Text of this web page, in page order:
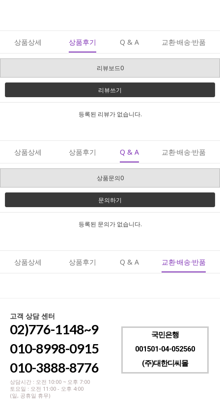
상품상세 상품후기 Q & A 교환·배송·반품
리뷰보드0
리뷰쓰기
등록된 리뷰가 없습니다.
상품상세 상품후기 Q & A 교환·배송·반품
상품문의0
문의하기
등록된 문의가 없습니다.
상품상세 상품후기 Q & A 교환·배송·반품
고객 상담 센터
02)776-1148~9
010-8998-0915
010-3888-8776
상담시간 : 오전 10:00 ~ 오후 7:00
토요일 : 오전 11:00 - 오후 4:00
(일, 공휴일 휴무)
국민은행
001501-04-052560
(주)대한디씨몰